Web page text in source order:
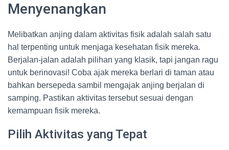
Menyenangkan
Melibatkan anjing dalam aktivitas fisik adalah salah satu
hal terpenting untuk menjaga kesehatan fisik mereka.
Berjalan-jalan adalah pilihan yang klasik, tapi jangan ragu
untuk berinovasi! Coba ajak mereka berlari di taman atau
bahkan bersepeda sambil mengajak anjing berjalan di
samping. Pastikan aktivitas tersebut sesuai dengan
kemampuan fisik mereka.
Pilih Aktivitas yang Tepat